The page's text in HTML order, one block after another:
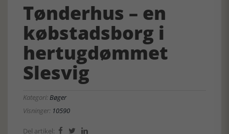
Tønderhus – en
købstadsborg i
hertugdømmet
Slesvig
Kategori:Bøger
Visninger: 10590
Del artikel:   